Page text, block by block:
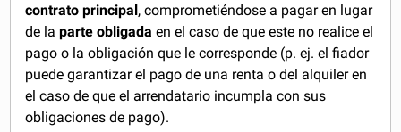
contrato principal, comprometiéndose a pagar en lugar
de laparte obligadaen el caso de que este no realice el
pago o la obligación que le corresponde (p. ej. el fiador
puede garantizar el pago de una renta o del alquiler en
el caso de que el arrendatario incumpla con sus
obligaciones de pago).